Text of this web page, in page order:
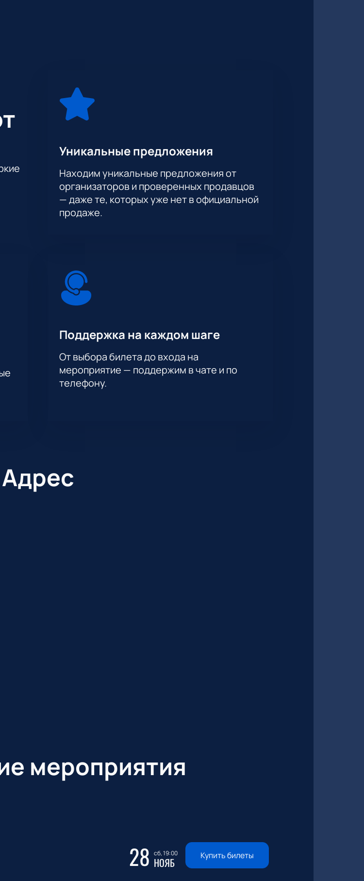
Уникальные предложения
Находим уникальные предложения от
организаторов и проверенных продавцов
— даже те, которых уже нет в официальной
продаже.
Поддержка на каждом шаге
От выбора билета до входа на
мероприятие — поддержим в чате и по
телефону.
Адрес
мероприятия
28 сб, 19:00
НОЯБ Купить билеты